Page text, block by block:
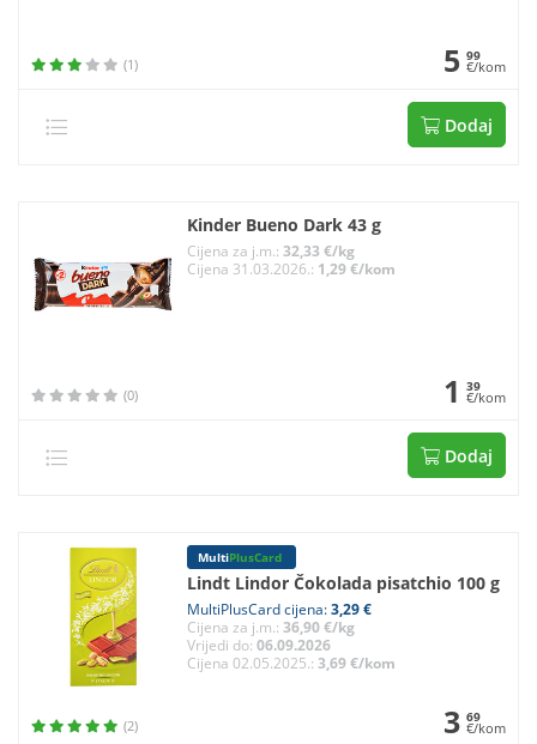
(1) 5 99
€/kom
Dodaj
Kinder Bueno Dark 43 g
Cijena za j.m.: 32,33 €/kg
Cijena 31.03.2026.: 1,29 €/kom
(0) 1 39
€/kom
Dodaj
MultiPlusCard
Lindt Lindor Čokolada pisatchio 100 g
MultiPlusCard cijena:3,29 €
Cijena za j.m.: 36,90 €/kg
Vrijedi do: 06.09.2026
Cijena 02.05.2025.: 3,69 €/kom
(2) 3 69
€/kom